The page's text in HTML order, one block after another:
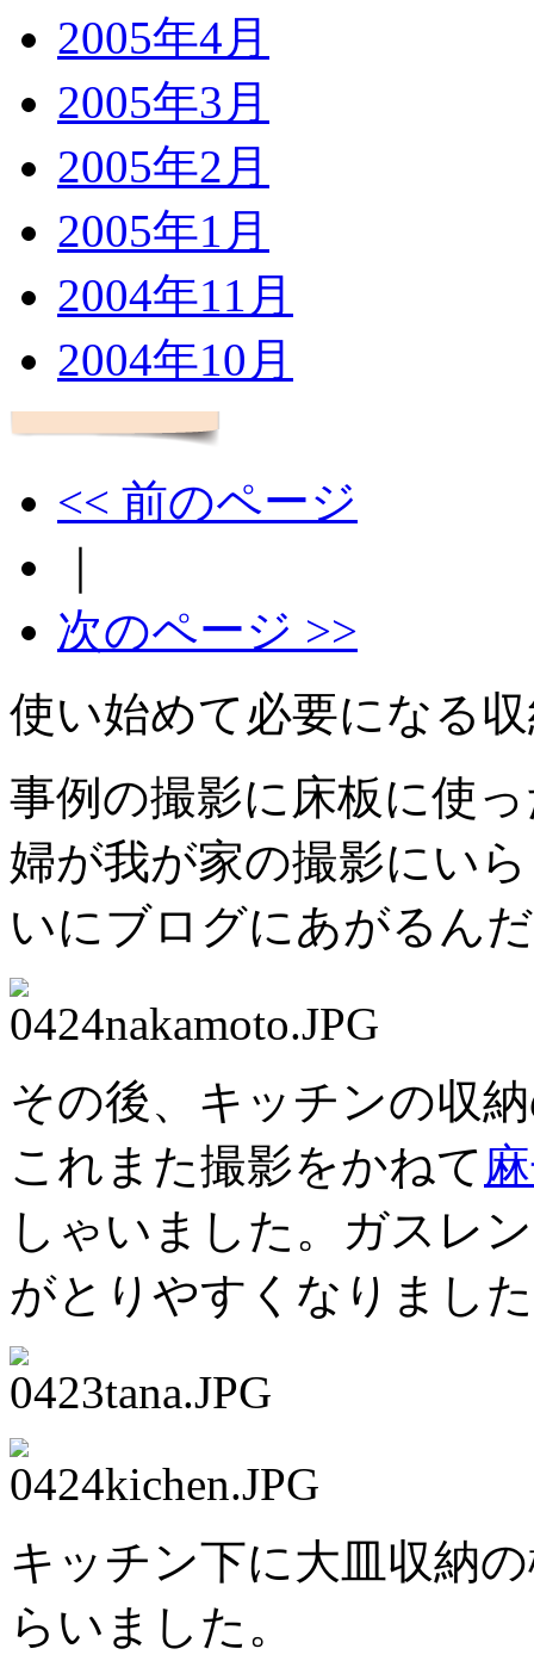
2005年4月
2005年3月
2005年2月
2005年1月
2004年11月
2004年10月
<< 前のページ
次のページ >>
使い始めて必要になる
事例の撮影に床板に使
婦が我が家の撮影にい
いにブログにあがるん
その後、キッチンの収
これまた撮影をかねて
しゃいました。ガスレ
がとりやすくなりまし
キッチン下に大皿収納
らいました。